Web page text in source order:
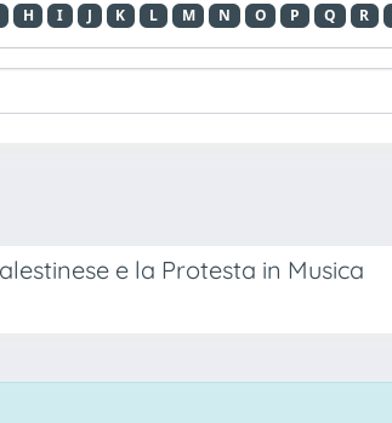
H I J K L M N O P Q R
e la Protesta in Musica